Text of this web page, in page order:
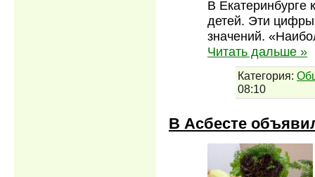
В Екатеринбурге
детей. Эти цифры
значений.
Читать дальше »
Категория:
08:10
В Асбесте